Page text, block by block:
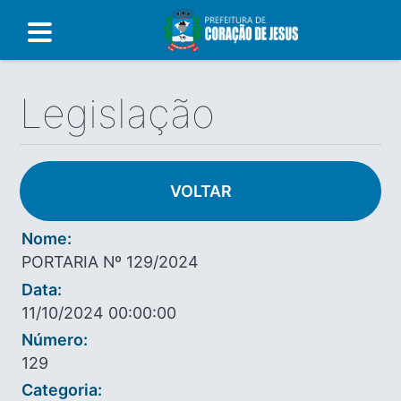
Legislação
VOLTAR
Nome:
PORTARIA Nº 129/2024
Data:
11/10/2024 00:00:00
Número:
129
Categoria: